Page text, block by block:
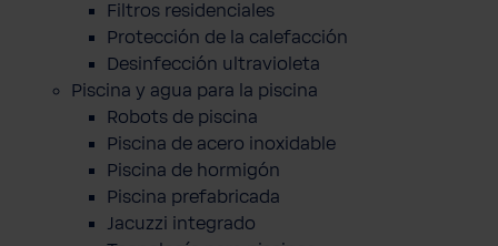
Filtros residenciales
Protección de la calefacción
Desinfección ultravioleta
Piscina y agua para la piscina
Robots de piscina
Piscina de acero inoxidable
Piscina de hormigón
Piscina prefabricada
Jacuzzi integrado